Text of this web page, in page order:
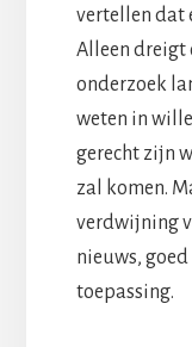
vertellen dat
Alleen dreigt
onderzoek
weten in
gerecht zijn
zal komen.
verdwijning
nieuws,
toepassing.